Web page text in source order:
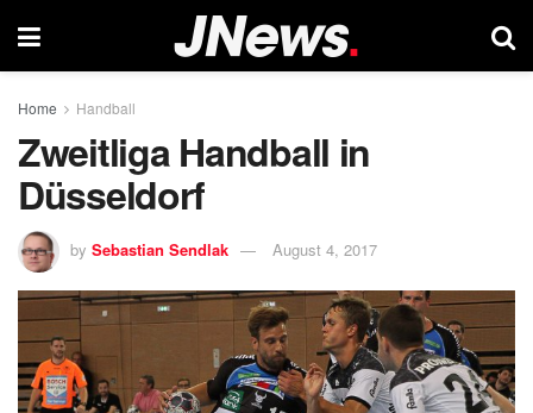
Home Handball
Zweitliga Handball in
Düsseldorf
by Sebastian Sendlak August 4, 2017